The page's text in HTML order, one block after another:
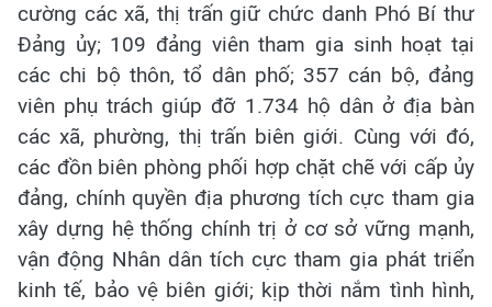
cường các xã, thị trấn giữ chức danh Phó Bí thư
Đảng ủy; 109 đảng viên tham gia sinh hoạt tại
các chi bộ thôn, tổ dân phố; 357 cán bộ, đảng
viên phụ trách giúp đỡ 1.734 hộ dân ở địa bàn
các xã, phường, thị trấn biên giới. Cùng với đó,
các đồn biên phòng phối hợp chặt chẽ với cấp ủy
đảng, chính quyền địa phương tích cực tham gia
xây dựng hệ thống chính trị ở cơ sở vững mạnh,
vận động Nhân dân tích cực tham gia phát triển
kinh tế, bảo vệ biên giới; kịp thời nắm tình hình,